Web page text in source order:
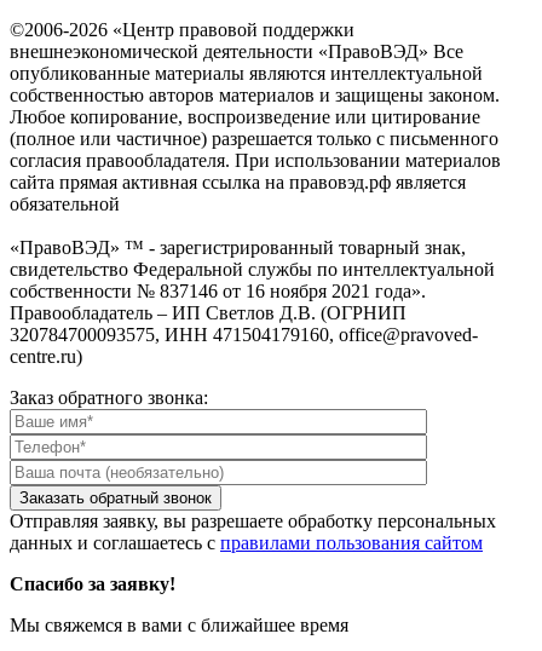
©2006-2026 «Центр правовой поддержки
внешнеэкономической деятельности «ПравоВЭД» Все
опубликованные материалы являются интеллектуальной
собственностью авторов материалов и защищены законом.
Любое копирование, воспроизведение или цитирование
(полное или частичное) разрешается только с письменного
согласия правообладателя. При использовании материалов
сайта прямая активная ссылка на правовэд.рф является
обязательной
«ПравоВЭД» ™ - зарегистрированный товарный знак,
свидетельство Федеральной службы по интеллектуальной
собственности № 837146 от 16 ноября 2021 года».
Правообладатель – ИП Светлов Д.В. (ОГРНИП
320784700093575, ИНН 471504179160, office@pravoved-
centre.ru)
Заказ обратного звонка:
Отправляя заявку, вы разрешаете обработку персональных
данных и соглашаетесь с правилами пользования сайтом
Спасибо за заявку!
Мы свяжемся в вами с ближайшее время